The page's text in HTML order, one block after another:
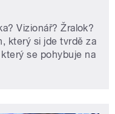
Vizionář? Žralok?
který si jde tvrdě za
se pohybuje na